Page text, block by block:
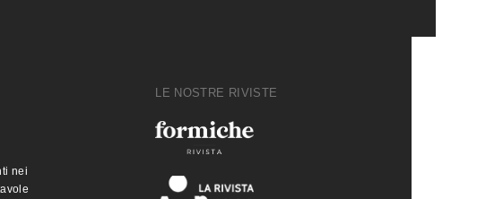
nei
LE NOSTRE RIVISTE